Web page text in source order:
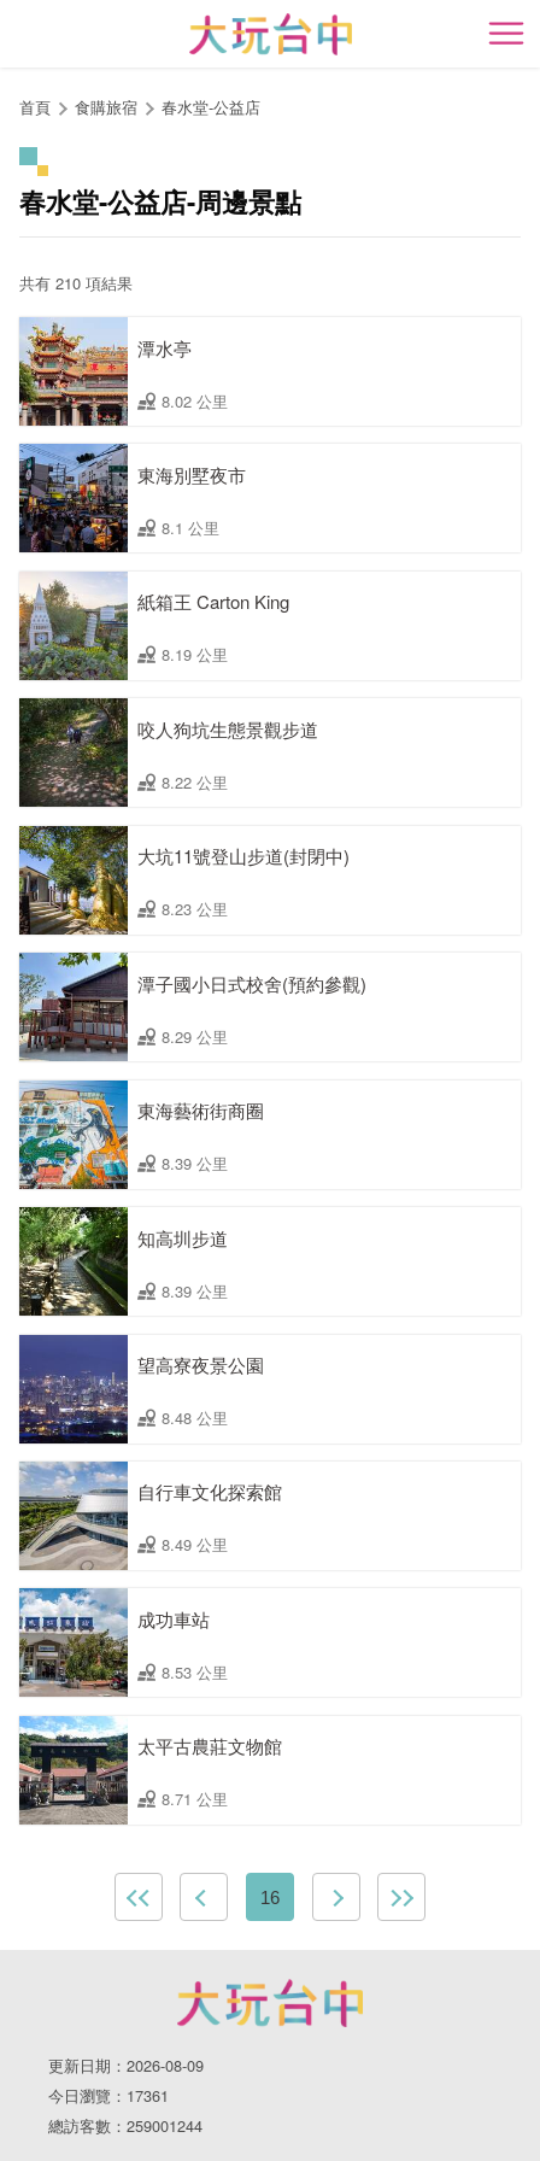
開
首頁 食購旅宿 春水堂-公益店
春水堂-公益店-周邊景點
共有 210 項結果
潭水亭
8.02 公里
東海別墅夜市
8.1 公里
紙箱王 Carton King
8.19 公里
咬人狗坑生態景觀步道
8.22 公里
大坑11號登山步道(封閉中)
8.23 公里
潭子國小日式校舍(預約參觀)
8.29 公里
東海藝術街商圈
8.39 公里
知高圳步道
8.39 公里
望高寮夜景公園
8.48 公里
自行車文化探索館
8.49 公里
成功車站
8.53 公里
太平古農莊文物館
8.71 公里
16
更新日期：2026-08-09
今日瀏覽：17361
總訪客數：259001244